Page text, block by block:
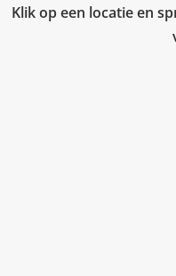
Klik op een locatie en